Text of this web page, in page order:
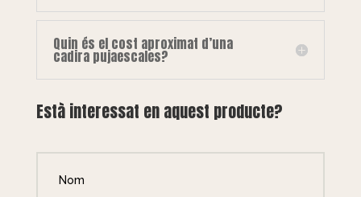
Quin és el cost aproximat d’una
cadira pujaescales?
Està interessat en aquest producte?